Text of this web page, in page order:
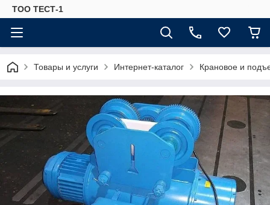
ТОО ТЕСТ-1
Товары и услуги Интернет-каталог Крановое и